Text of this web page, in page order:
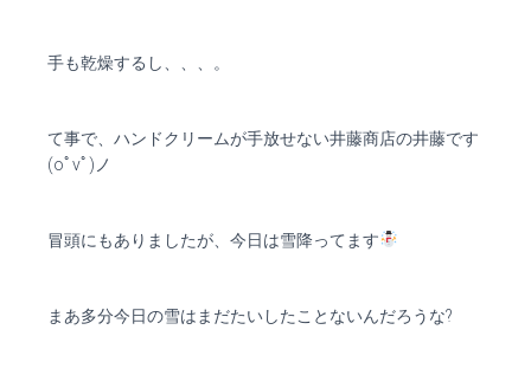
手も乾燥するし、、、。
て事で、ハンドクリームが手放せない井藤商店の井藤です
(oﾟvﾟ)ノ
冒頭にもありましたが、今日は雪降ってます
まあ多分今日の雪はまだたいしたことないんだろうな?